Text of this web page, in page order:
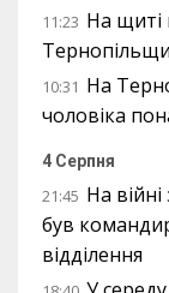
11:23 На щиті
10:31 На
чоловіка
4 Серпня
21:45 На
був
відділення